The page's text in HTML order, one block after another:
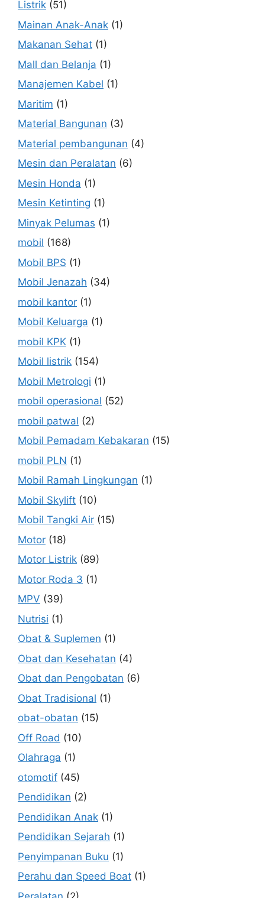
Listrik (51)
Mainan Anak-Anak (1)
Makanan Sehat (1)
Mall dan Belanja (1)
Manajemen Kabel (1)
Maritim (1)
Material Bangunan (3)
Material pembangunan (4)
Mesin dan Peralatan (6)
Mesin Honda (1)
Mesin Ketinting (1)
Minyak Pelumas (1)
mobil (168)
Mobil BPS (1)
Mobil Jenazah (34)
mobil kantor (1)
Mobil Keluarga (1)
mobil KPK (1)
Mobil listrik (154)
Mobil Metrologi (1)
mobil operasional (52)
mobil patwal (2)
Mobil Pemadam Kebakaran (15)
mobil PLN (1)
Mobil Ramah Lingkungan (1)
Mobil Skylift (10)
Mobil Tangki Air (15)
Motor (18)
Motor Listrik (89)
Motor Roda 3 (1)
MPV (39)
Nutrisi (1)
Obat & Suplemen (1)
Obat dan Kesehatan (4)
Obat dan Pengobatan (6)
Obat Tradisional (1)
obat-obatan (15)
Off Road (10)
Olahraga (1)
otomotif (45)
Pendidikan (2)
Pendidikan Anak (1)
Pendidikan Sejarah (1)
Penyimpanan Buku (1)
Perahu dan Speed Boat (1)